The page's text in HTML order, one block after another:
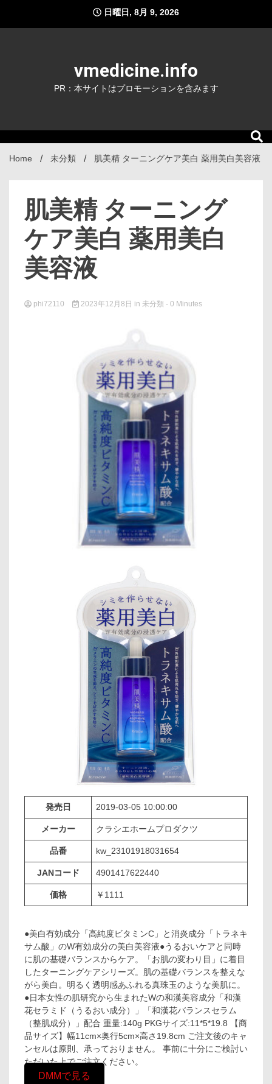
content
日曜日, 8月 9, 2026
vmedicine.info
PR：本サイトはプロモーションを含みます
Home 未分類 肌美精 ターニングケア美白 薬用美白美容液
肌美精 ターニング
ケア美白 薬用美白
美容液
phi72110 2023年12月8日 in 未分類 - 0 Minutes
発売日 2019-03-05 10:00:00
メーカー クラシエホームプロダクツ
品番 kw_23101918031654
JANコード 4901417622440
価格 ￥1111
●美白有効成分「高純度ビタミンC」と消炎成分「トラネキ
サム酸」のW有効成分の美白美容液●うるおいケアと同時
に肌の基礎バランスからケア。「お肌の変わり目」に着目
したターニングケアシリーズ。肌の基礎バランスを整えな
がら美白。明るく透明感あふれる真珠玉のような美肌に。
●日本女性の肌研究から生まれたWの和漢美容成分「和漢
花セラミド（うるおい成分）」「和漢花バランスセラム
（整肌成分）」配合 重量:140g PKGサイズ:11*5*19.8 【商
品サイズ】幅11cm×奥行5cm×高さ19.8cm ご注文後のキャ
ンセルは原則、承っておりません。 事前に十分にご検討い
ただいた上でご注文ください。
DMMで見る